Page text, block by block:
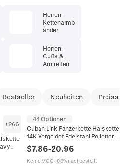
Herren-
Kettenarmb
änder
Herren-
Cuffs &
Armreifen
Bestseller Neuheiten
+266
Für
44 Optionen
Cuban Link Panzerkette Halskette
14K Vergoldet Edelstahl Polierter
Glatter Verschluss Hip Hop
Streetwear Schmuck Für Herren
$7.86-20.96
Keine MOQ · 86% nachbestellt